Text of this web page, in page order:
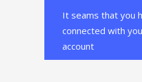
It seams that you
connected with
account